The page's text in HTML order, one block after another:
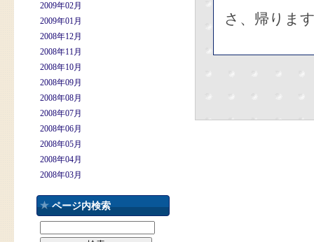
2009年02月
2009年01月
2008年12月
2008年11月
2008年10月
2008年09月
2008年08月
2008年07月
2008年06月
2008年05月
2008年04月
2008年03月
ページ内検索
さ、帰りま